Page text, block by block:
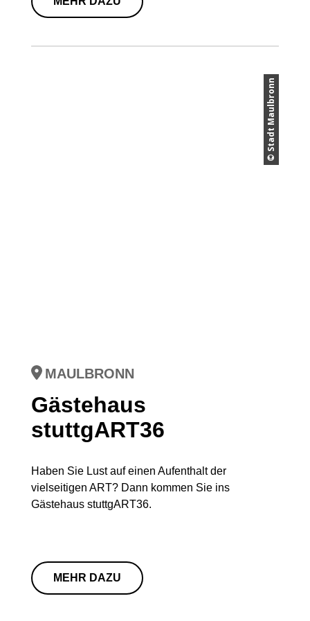
© Stadt Maulbronn
MAULBRONN
Gästehaus
stuttgART36
Haben Sie Lust auf einen Aufenthalt der
vielseitigen ART? Dann kommen Sie ins
Gästehaus stuttgART36.
MEHR DAZU